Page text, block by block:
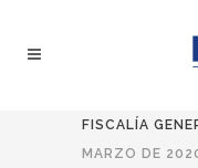
FISCALÍA
MARZO DE